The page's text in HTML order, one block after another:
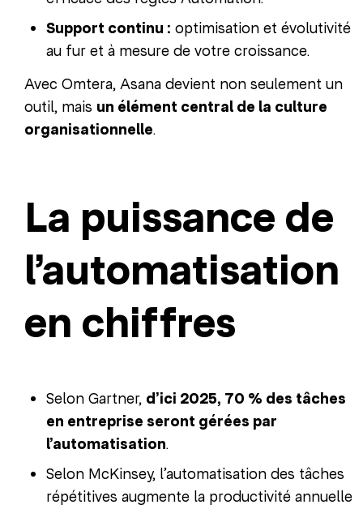
Support continu : optimisation et évolutivité
au fur et à mesure de votre croissance.
Avec Omtera, Asana devient non seulement un
outil, mais un élément central de la culture
organisationnelle.
La puissance de
l’automatisation
en chiffres
Selon Gartner, d’ici 2025, 70 % des tâches
en entreprise seront gérées par
l’automatisation.
Selon McKinsey, l’automatisation des tâches
répétitives augmente la productivité annuelle